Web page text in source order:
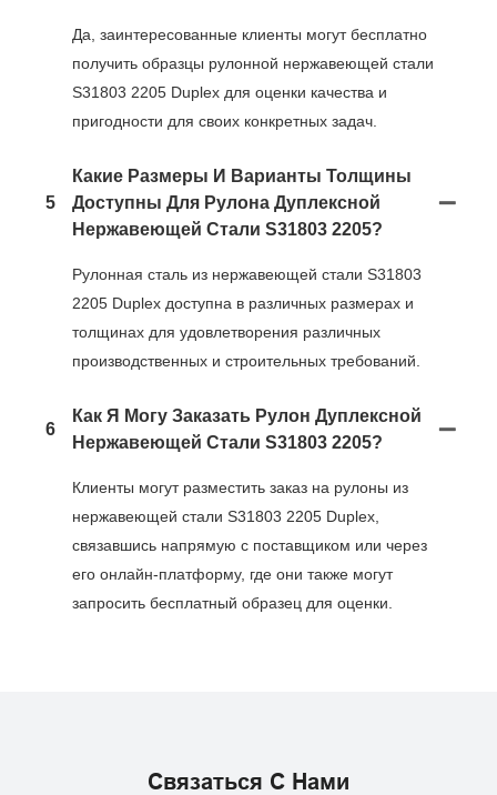
Да, заинтересованные клиенты могут бесплатно
получить образцы рулонной нержавеющей стали
S31803 2205 Duplex для оценки качества и
пригодности для своих конкретных задач.
5
Какие Размеры И Варианты Толщины
Доступны Для Рулона Дуплексной
Нержавеющей Стали S31803 2205?
Рулонная сталь из нержавеющей стали S31803
2205 Duplex доступна в различных размерах и
толщинах для удовлетворения различных
производственных и строительных требований.
6
Как Я Могу Заказать Рулон Дуплексной
Нержавеющей Стали S31803 2205?
Клиенты могут разместить заказ на рулоны из
нержавеющей стали S31803 2205 Duplex,
связавшись напрямую с поставщиком или через
его онлайн-платформу, где они также могут
запросить бесплатный образец для оценки.
Связаться С Нами